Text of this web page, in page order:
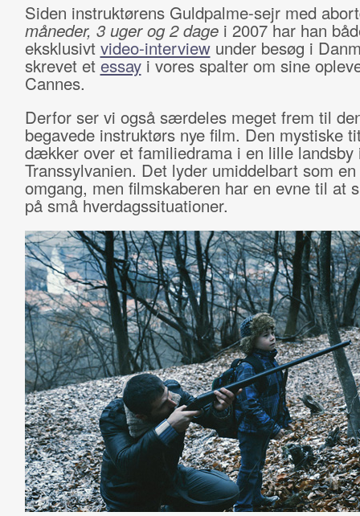
Siden instruktørens Guldpalme-sejr med
måneder, 3 uger og 2 dagei 2007 har han
eksklusivt video-interviewunder besøg i
skrevet etessayi vores spalter om sine
Cannes.
Derfor ser vi også særdeles meget frem til
begavede instruktørs nye film. Den mystiske
dækker over et familiedrama i en lille landsby
Transsylvanien. Det lyder umiddelbart som
omgang, men filmskaberen har en evne til at
på små hverdagssituationer.